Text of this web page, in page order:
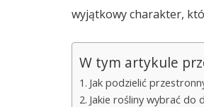
wyjątkowy charakter,
W tym artykule
Jak podzielić
Jakie rośliny wybrać do